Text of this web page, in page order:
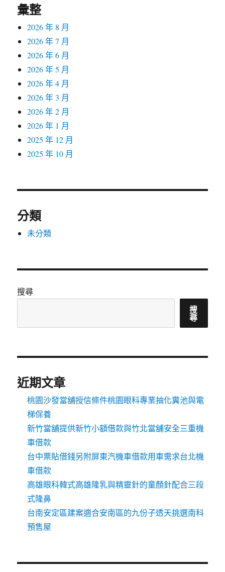
彙整
2026 年 8 月
2026 年 7 月
2026 年 6 月
2026 年 5 月
2026 年 4 月
2026 年 3 月
2026 年 2 月
2026 年 1 月
2025 年 12 月
2025 年 10 月
分類
未分類
搜尋
搜
尋
近期文章
桃園沙發當舖授信條件桃園眼科專業抽化糞池與電
梯保養
新竹當舖提供新竹小額借款與竹北當舖安全三重機
車借款
台中票貼借錢另附屏東汽機車借款用車需求台北機
車借款
高雄眼科韓式高雄隆乳與精靈針的童顏針配合三段
式隆鼻
台南安定區建案適合安南區的九份子透天挑選南科
預售屋